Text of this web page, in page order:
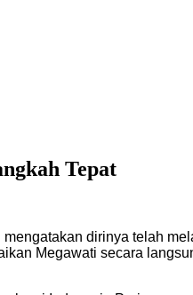
Tepat
dirinya telah
Megawati secara